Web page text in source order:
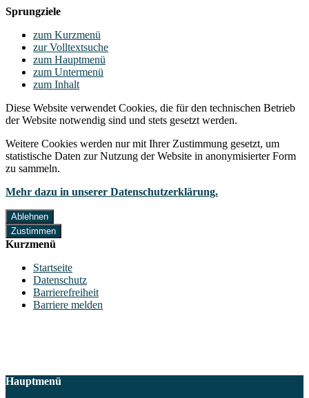
Sprungziele
zum Kurzmenü
zur Volltextsuche
zum Hauptmenü
zum Untermenü
zum Inhalt
Diese Website verwendet Cookies, die für den technischen Betrieb
der Website notwendig sind und stets gesetzt werden.
Weitere Cookies werden nur mit Ihrer Zustimmung gesetzt, um
statistische Daten zur Nutzung der Website in anonymisierter Form
zu sammeln.
Mehr dazu in unserer Datenschutzerklärung.
Ablehnen
Zustimmen
Kurzmenü
Startseite
Datenschutz
Barrierefreiheit
Barriere melden
Hauptmenü